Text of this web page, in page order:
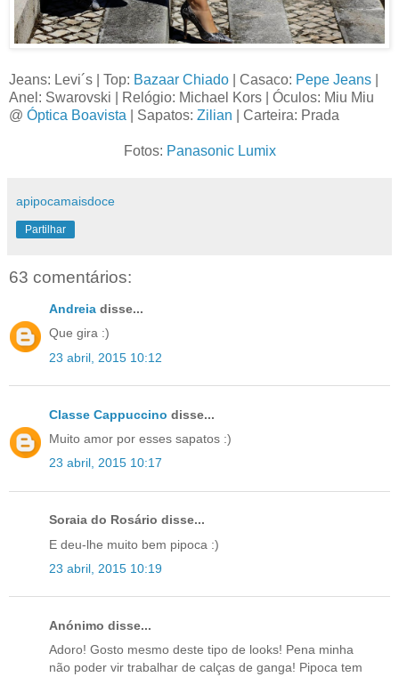
Jeans: Levi´s | Top: Bazaar Chiado | Casaco: Pepe Jeans
Anel: Swarovski | Relógio: Michael Kors | Óculos: Miu Miu
@ Óptica Boavista | Sapatos: Zilian | Carteira: Prada
Fotos: Panasonic Lumix
apipocamaisdoce
Partilhar
63 comentários:
Andreia disse...
Que gira :)
23 abril, 2015 10:12
Classe Cappuccino disse...
Muito amor por esses sapatos :)
23 abril, 2015 10:17
Soraia do Rosário disse...
E deu-lhe muito bem pipoca :)
23 abril, 2015 10:19
Anónimo disse...
Adoro! Gosto mesmo deste tipo de looks! Pena minha
não poder vir trabalhar de calças de ganga! Pipoca tem